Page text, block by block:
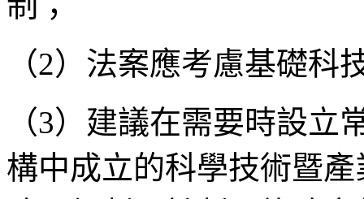
（2）法案應考慮基礎科
（3）建議在需要時設
構中成立的科學技術暨